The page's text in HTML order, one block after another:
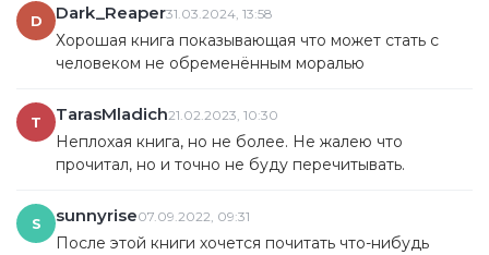
быть может, только за одним исключением. Это самое
страшное произведение из когда-либо мною
прочитанных. Жуткие моменты. Мать моя женщина.
прочтет его однажды, когда придет время,
пересказывать я ничего не буду, не люблю говорить о
произведениях, которые полюбились/задели/запали и
вернусь к этой книге, но только через несколько лет,
раньше вряд ли буду готова.
D Dark_Reaper31.03.2024, 13:58
Хорошая книга показывающая что может стать с
человеком не обременённым моралью
T TarasMladich21.02.2023, 10:30
Неплохая книга, но не более. Не жалею что
прочитал, но и точно не буду перечитывать.
S sunnyrise07.09.2022, 09:31
После этой книги хочется почитать что-нибудь